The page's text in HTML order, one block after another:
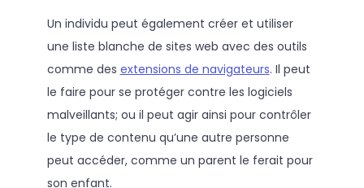
Un individu peut également créer et utiliser
une liste blanche de sites web avec des outils
comme des extensions de navigateurs. Il peut
le faire pour se protéger contre les logiciels
malveillants; ou il peut agir ainsi pour contrôler
le type de contenu qu’une autre personne
peut accéder, comme un parent le ferait pour
son enfant.